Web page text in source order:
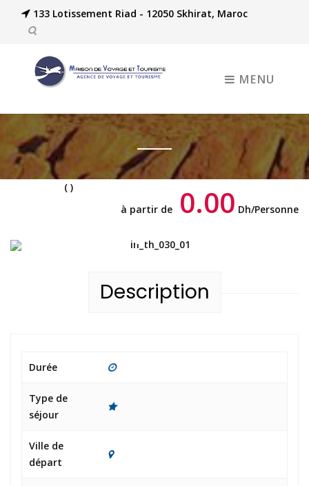
133 Lotissement Riad - 12050 Skhirat, Maroc
MENU
( )
à partir de
0.00 Dh/Personne
Description
Durée
Type de
séjour
Ville de
départ